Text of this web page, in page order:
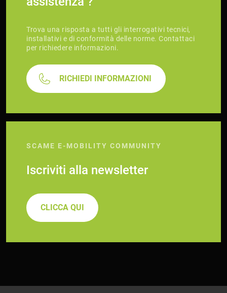
Trova una risposta a tutti gli interrogativi tecnici,
installativi e di conformità delle norme. Contattaci
per richiedere informazioni.
RICHIEDI INFORMAZIONI
SCAME E-MOBILITY COMMUNITY
Iscriviti alla newsletter
CLICCA QUI